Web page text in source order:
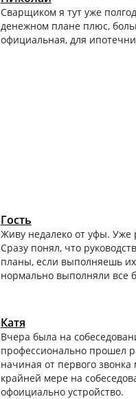
Сварщиком я тут уже
денежном плане плюс,
официальная, для
Гость
Живу недалеко от уфы. Уже
Сразу понял, что
планы, если выполняешь
нормально выполняли все
Катя
Вчера была на
профессионально прошел
начиная от первого
крайней мере на
офоициально устройство.